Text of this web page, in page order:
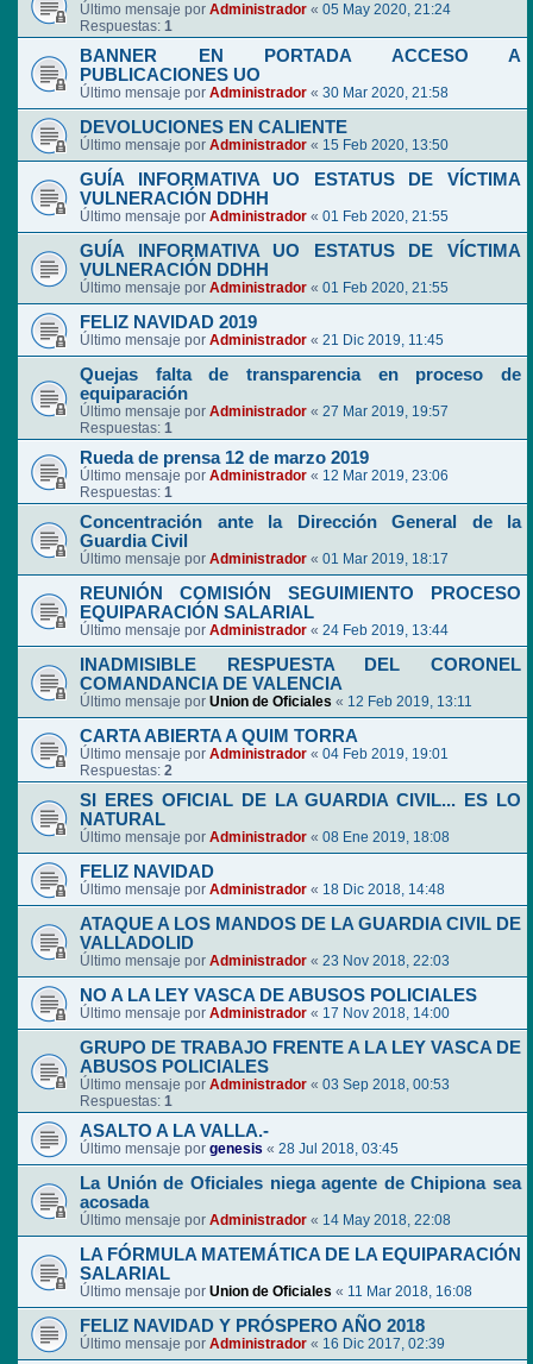
Último mensaje por Administrador « 05 May 2020, 21:24
Respuestas: 1
BANNER EN PORTADA ACCESO A
PUBLICACIONES UO
Último mensaje por Administrador « 30 Mar 2020, 21:58
DEVOLUCIONES EN CALIENTE
Último mensaje por Administrador « 15 Feb 2020, 13:50
GUÍA INFORMATIVA UO ESTATUS DE VÍCTIMA
VULNERACIÓN DDHH
Último mensaje por Administrador « 01 Feb 2020, 21:55
GUÍA INFORMATIVA UO ESTATUS DE VÍCTIMA
VULNERACIÓN DDHH
Último mensaje por Administrador « 01 Feb 2020, 21:55
FELIZ NAVIDAD 2019
Último mensaje por Administrador « 21 Dic 2019, 11:45
Quejas falta de transparencia en proceso de
equiparación
Último mensaje por Administrador « 27 Mar 2019, 19:57
Respuestas: 1
Rueda de prensa 12 de marzo 2019
Último mensaje por Administrador « 12 Mar 2019, 23:06
Respuestas: 1
Concentración ante la Dirección General de la
Guardia Civil
Último mensaje por Administrador « 01 Mar 2019, 18:17
REUNIÓN COMISIÓN SEGUIMIENTO PROCESO
EQUIPARACIÓN SALARIAL
Último mensaje por Administrador « 24 Feb 2019, 13:44
INADMISIBLE RESPUESTA DEL CORONEL
COMANDANCIA DE VALENCIA
Último mensaje por Union de Oficiales « 12 Feb 2019, 13:11
CARTA ABIERTA A QUIM TORRA
Último mensaje por Administrador « 04 Feb 2019, 19:01
Respuestas: 2
SI ERES OFICIAL DE LA GUARDIA CIVIL... ES LO
NATURAL
Último mensaje por Administrador « 08 Ene 2019, 18:08
FELIZ NAVIDAD
Último mensaje por Administrador « 18 Dic 2018, 14:48
ATAQUE A LOS MANDOS DE LA GUARDIA CIVIL DE
VALLADOLID
Último mensaje por Administrador « 23 Nov 2018, 22:03
NO A LA LEY VASCA DE ABUSOS POLICIALES
Último mensaje por Administrador « 17 Nov 2018, 14:00
GRUPO DE TRABAJO FRENTE A LA LEY VASCA DE
ABUSOS POLICIALES
Último mensaje por Administrador « 03 Sep 2018, 00:53
Respuestas: 1
ASALTO A LA VALLA.-
Último mensaje por genesis « 28 Jul 2018, 03:45
La Unión de Oficiales niega agente de Chipiona sea
acosada
Último mensaje por Administrador « 14 May 2018, 22:08
LA FÓRMULA MATEMÁTICA DE LA EQUIPARACIÓN
SALARIAL
Último mensaje por Union de Oficiales « 11 Mar 2018, 16:08
FELIZ NAVIDAD Y PRÓSPERO AÑO 2018
Último mensaje por Administrador « 16 Dic 2017, 02:39